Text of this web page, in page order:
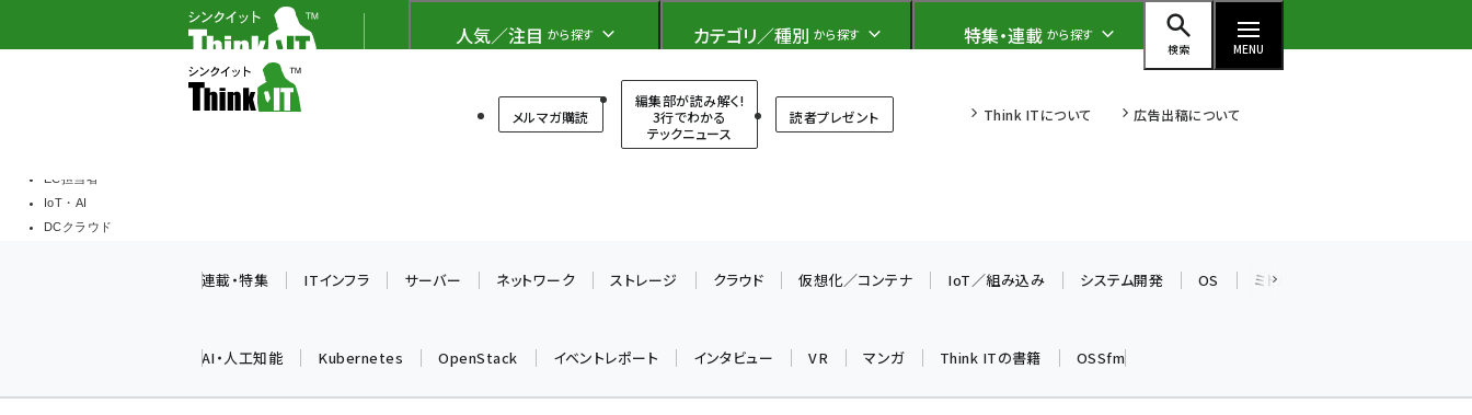
イ
EC担当者
IoT・AI
DCクラウド
メルマガ購読
編集部が読み解く!
3行でわかる
テックニュース
読者プレゼント Think ITについて 広告出稿について
検索 MENU
Think IT（シンクイット）
人気／注目 から探す カテゴリ／種別 から探す 特集・連載 から探す
た勝利の絆～ (2297)
北海道をのんびり旅する晴山佳須
連載・特集 ITインフラ サーバー ネットワーク ストレージ クラウド 仮想化／コンテナ IoT／組み込み システム開発 OS ミドルウェア
AI・人工知能 Kubernetes OpenStack イベントレポート インタビュー VR マンガ Think ITの書籍 OSSfm